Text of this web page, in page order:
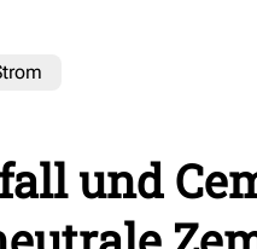
und